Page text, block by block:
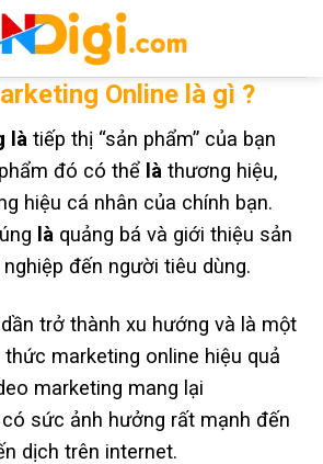
Online là gì ?
là tiếp thị “sản phẩm” của bạn
đó có thể là thương hiệu,
hiệu cá nhân của chính bạn.
là quảng bá và giới thiệu sản
đến người tiêu dùng.
trở thành xu hướng và là một
marketing online hiệu quả
marketing mang lại
sức ảnh hưởng rất mạnh đến
dịch trên internet.